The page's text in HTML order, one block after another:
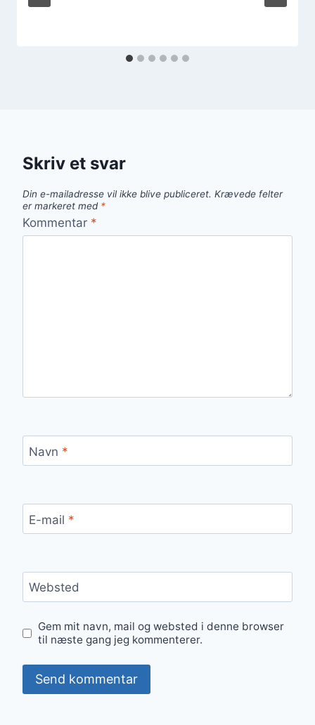
Skriv et svar
Din e-mailadresse vil ikke blive publiceret. Krævede felter
er markeret med *
Kommentar *
Navn *
E-mail *
Websted
Gem mit navn, mail og websted i denne browser
til næste gang jeg kommenterer.